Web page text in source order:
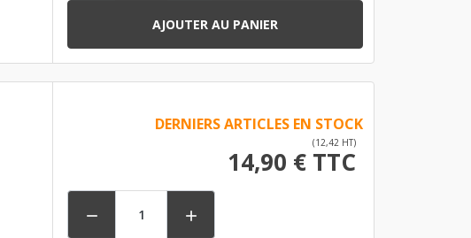
AJOUTER AU PANIER
DERNIERS ARTICLES EN STOCK
(12,42 HT)
14,90 € TTC
 